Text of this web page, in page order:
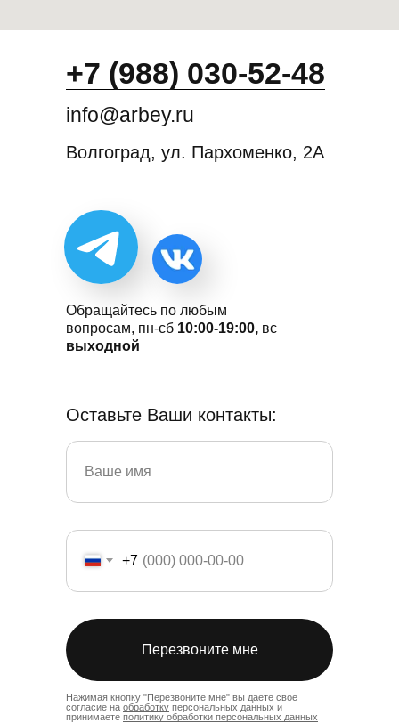
+7
Перезвоните мне
Оставьте Ваши контакты:
+7 (988) 030-52-48
Нажимая кнопку "Перезвоните мне" вы даете свое
согласие на обработку персональных данных и
принимаете политику обработки персональных данных
info@arbey.ru
Обращайтесь по любым
вопросам, пн-сб 10:00-19:00, вс
выходной
Волгоград, ул. Пархоменко, 2А